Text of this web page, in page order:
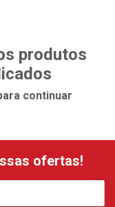
produtos
continuar
ofertas!